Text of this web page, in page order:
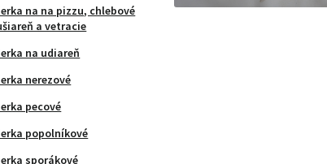
na na pizzu, chlebové
a vetracie
na udiareň
nerezové
pecové
popolníkové
sporákové